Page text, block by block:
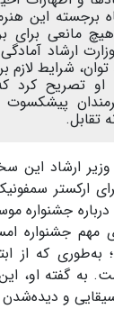
برجسته این
مانعی برای
ارشاد
شرایط لازم
او تصریح کرد
تقابل.
وزیر ارشاد این
ارکستر
جشنواره
مهم جشنواره
به‌طوری که از
به گفته او،
و